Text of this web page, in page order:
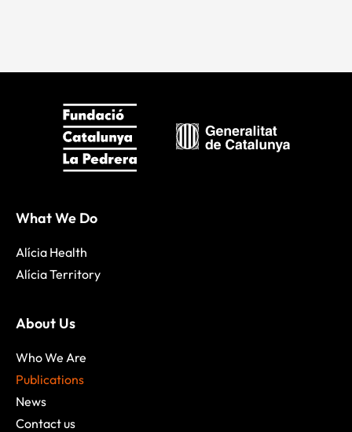
What We Do
Alícia Health
Alícia Territory
About Us
Who We Are
Publications
News
Contact us